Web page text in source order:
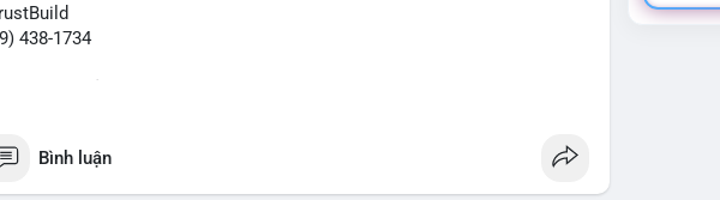
438-1734
Bình luận